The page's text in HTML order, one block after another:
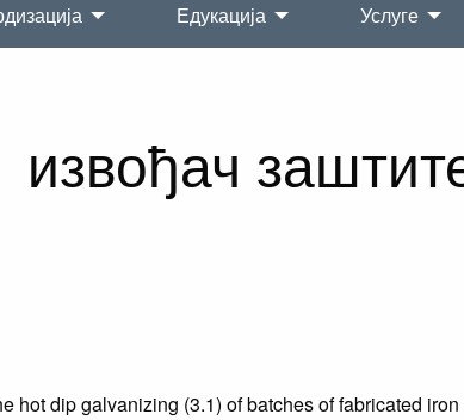
Едукација Услуге
извођач
hot dip galvanizing (3.1) of batches of fabricated